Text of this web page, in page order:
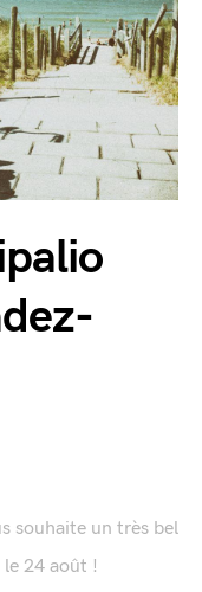
souhaite un très bel
24 août !